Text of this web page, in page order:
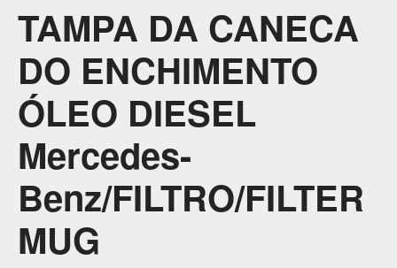
TAMPA DA CANECA
DO ENCHIMENTO
ÓLEO DIESEL
Mercedes-
Benz/FILTRO/FILTER
MUG